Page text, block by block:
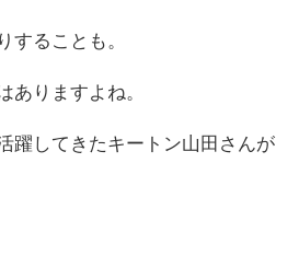
することも。
ありますよね。
躍してきたキートン山田さんが